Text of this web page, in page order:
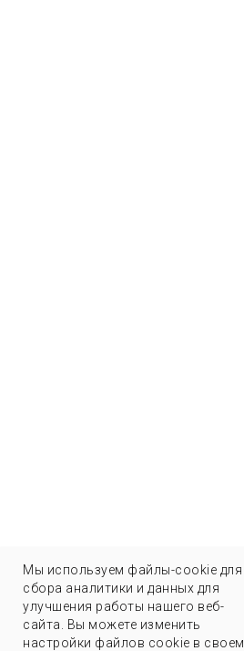
Мы используем файлы-cookie для
сбора аналитики и данных для
улучшения работы нашего веб-
сайта. Вы можете изменить
настройки файлов cookie в своем